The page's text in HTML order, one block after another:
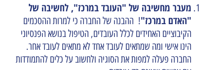
מעבר מחשיבה של "העובד במרכז", לחשיבה של
"האדם במרכז"! ההבנה של החברה כי למרות ההסכמים
הקיבוציים האחידים לכלל העובדים, הטיפול בנושא הפנסיוני
הינו אישי ומה שמתאים לעובד אחד לא מתאים לעובד אחר.
החברה פעלה למפות את הסוגיה ולחשוב על כלים להתמודדות